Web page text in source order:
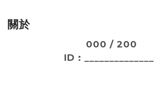
關於
000 / 200
ID : _______________